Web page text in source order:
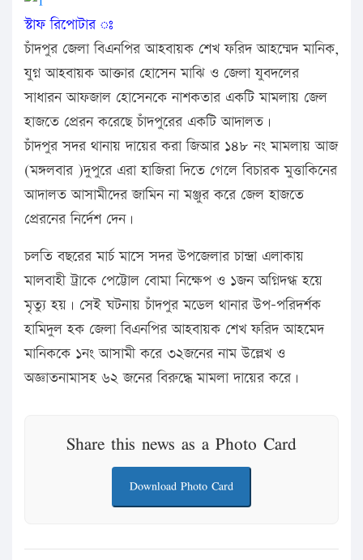
স্টাফ রিপোটার ঃ
চাঁদপুর জেলা বিএনপির আহবায়ক শেখ ফরিদ আহম্মেদ মানিক,
যুগ্ন আহবায়ক আক্তার হোসেন মাঝি ও জেলা যুবদলের
সাধারন আফজাল হোসেনকে নাশকতার একটি মামলায় জেল
হাজতে প্রেরন করেছে চাঁদপুরের একটি আদালত।
চাঁদপুর সদর থানায় দায়ের করা জিআর ১৪৮ নং মামলায় আজ
(মঙ্গলবার )দুপুরে এরা হাজিরা দিতে গেলে বিচারক মুত্তাকিনের
আদালত আসামীদের জামিন না মঞ্জুর করে জেল হাজতে
প্রেরনের নির্দেশ দেন।
চলতি বছরের মার্চ মাসে সদর উপজেলার চান্দ্রা এলাকায়
মালবাহী ট্রাকে পেট্টোল বোমা নিক্ষেপ ও ১জন অগ্নিদগ্ধ হয়ে
মৃত্যু হয়। সেই ঘটনায় চাঁদপুর মডেল থানার উপ-পরিদর্শক
হামিদুল হক জেলা বিএনপির আহবায়ক শেখ ফরিদ আহমেদ
মানিককে ১নং আসামী করে ৩২জনের নাম উল্লেখ ও
অজ্ঞাতনামাসহ ৬২ জনের বিরুদ্ধে মামলা দায়ের করে।
Share this news as a Photo Card
Download Photo Card